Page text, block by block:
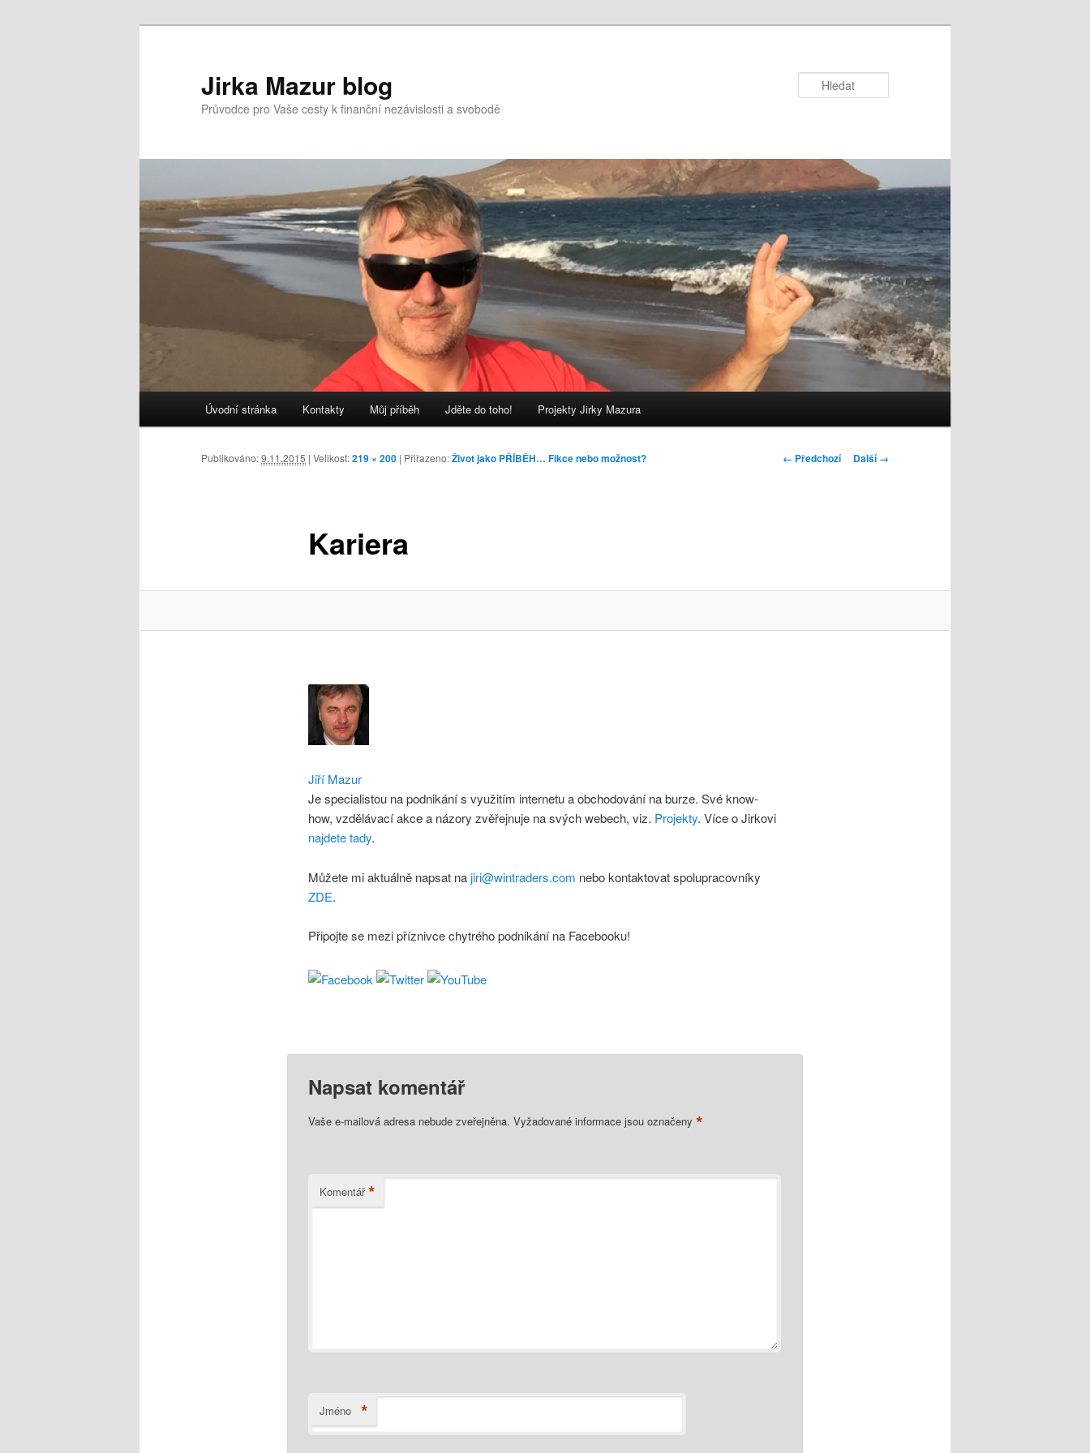
Jirka Mazur blog
Průvodce pro Vaše cesty k finanční nezávislosti a svobodě
Úvodní stránka Kontakty Můj příběh Jděte do toho! Projekty Jirky Mazura
Navigace
← Předchozí Další →
Kariera
Publikováno:9.11.2015 | Velikost:219 × 200 | Přiřazeno:Život jako PŘÍBĚH… Fikce nebo možnost?
Jiří Mazur
Je specialistou na podnikání s využitím internetu a obchodování na burze. Své know-
how, vzdělávací akce a názory zvěřejnuje na svých webech, viz. Projekty. Více o Jirkovi
najdete tady.
Můžete mi aktuálně napsat najiri@wintraders.com nebo kontaktovat spolupracovníky
ZDE.
Připojte se mezi příznivce chytrého podnikání na Facebooku!
Napsat komentář
Vaše e-mailová adresa nebude zveřejněna. Vyžadované informace jsou označeny *
Komentář *
Jméno *